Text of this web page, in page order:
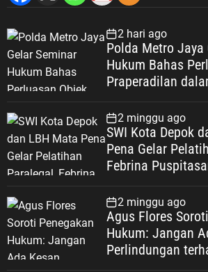
2 hari ago
Polda Metro Jaya
Hukum Bahas
Praperadilan
2 minggu ago
SWI Kota Depok
Pena Gelar
Febrina
Keadilan Warga
2 minggu ago
Agus Flores
Hukum: Jangan
Perlindungan